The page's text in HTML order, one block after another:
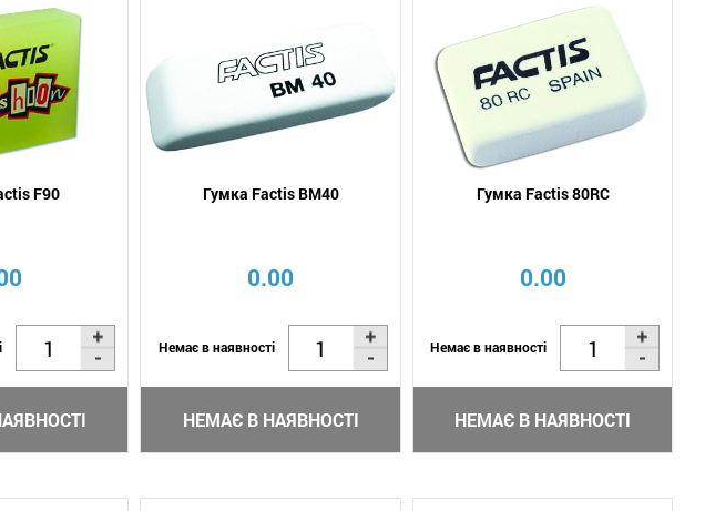
F90 Гумка Factis BM40
0.00
Немає в наявності
НЕМАЄ В НАЯВНОСТІ
Гумка Factis 80RC
0.00
Немає в наявності
НЕМАЄ В НАЯВНОСТІ